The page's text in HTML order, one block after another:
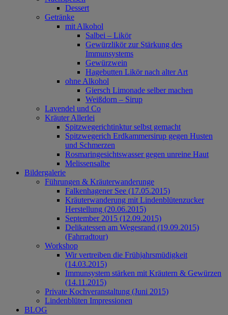
Dessert
Getränke
mit Alkohol
Salbei – Likör
Gewürzlikör zur Stärkung des
Immunsystems
Gewürzwein
Hagebutten Likör nach alter Art
ohne Alkohol
Giersch Limonade selber machen
Weißdorn – Sirup
Lavendel und Co
Kräuter Allerlei
Spitzwegerichtinktur selbst gemacht
Spitzwegerich Erdkammersirup gegen Husten
und Schmerzen
Rosmaringesichtswasser gegen unreine Haut
Melissensalbe
Bildergalerie
Führungen & Kräuterwanderunge
Falkenhagener See (17.05.2015)
Kräuterwanderung mit Lindenblütenzucker
Herstellung (20.06.2015)
September 2015 (12.09.2015)
Delikatessen am Wegesrand (19.09.2015)
(Fahrradtour)
Workshop
Wir vertreiben die Frühjahrsmüdigkeit
(14.03.2015)
Immunsystem stärken mit Kräutern & Gewürzen
(14.11.2015)
Private Kochveranstaltung (Juni 2015)
Lindenblüten Impressionen
BLOG